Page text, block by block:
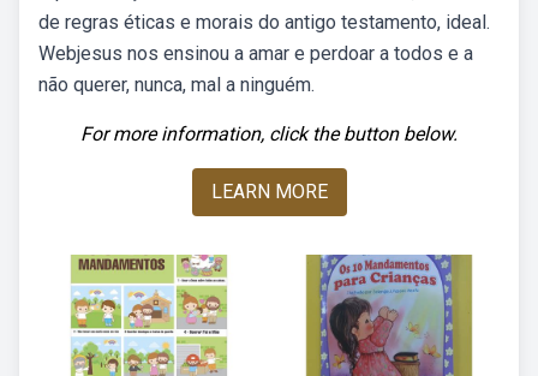
de regras éticas e morais do antigo testamento, ideal.
Webjesus nos ensinou a amar e perdoar a todos e a
não querer, nunca, mal a ninguém.
For more information, click the button below.
LEARN MORE